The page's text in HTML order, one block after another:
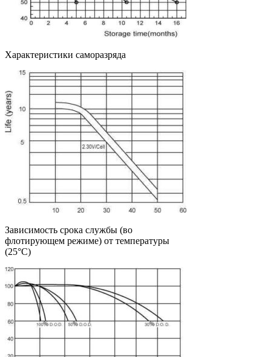
Характеристики саморазряда
Зависимость срока службы (во
флотирующем режиме) от температуры
(25°C)